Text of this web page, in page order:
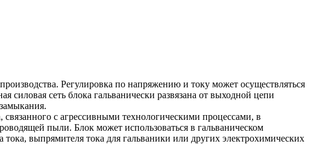
Регулировка по напряжению и току может осуществляться
силовая сеть блока гальванически развязана от выходной цепи
с агрессивными технологическими процессами, в
пыли. Блок может использоваться в гальваническом
тока, выпрямителя тока для гальваники или других электрохимических